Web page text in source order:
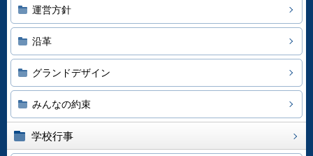
運営方針
沿革
グランドデザイン
みんなの約束
学校行事